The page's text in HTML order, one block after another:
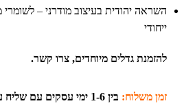
השראה יהודית בעיצוב מודרני – לשומרי
ייחודי
להזמנת גדלים מיוחדים, צרו קשר.
זמן משלוח: בין 1-6 ימי עסקים עם שליח עד לבית הלקוח